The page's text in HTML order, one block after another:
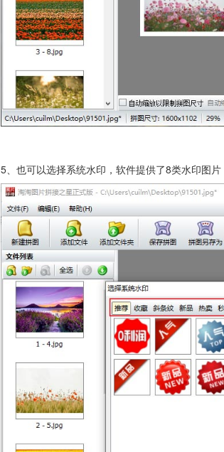
5、也可以选择系统水印，软件提供了8类水印图片